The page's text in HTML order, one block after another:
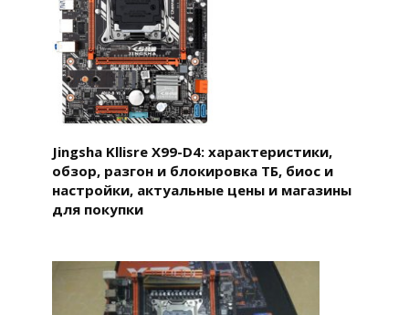
Jingsha Kllisre X99-D4: характеристики,
обзор, разгон и блокировка ТБ, биос и
настройки, актуальные цены и магазины
для покупки